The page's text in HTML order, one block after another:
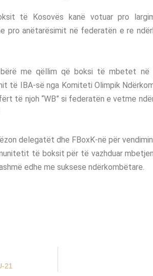
të Kosovës kanë votuar pro
pro anëtarësimit në federatën e re
me qëllim që boksi të mbetet në
të IBA-së nga Komiteti Olimpik
të njoh “WB” si federatën e vetme
delegatët dhe FBoxK-në për
të boksit për të vazhduar
edhe me suksese ndërkombëtare.
21